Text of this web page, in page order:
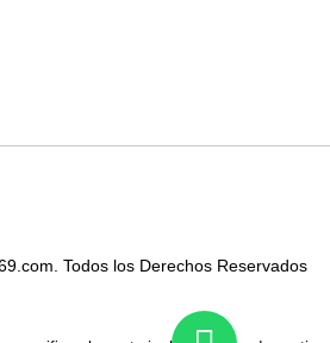
Todos los Derechos Reservados